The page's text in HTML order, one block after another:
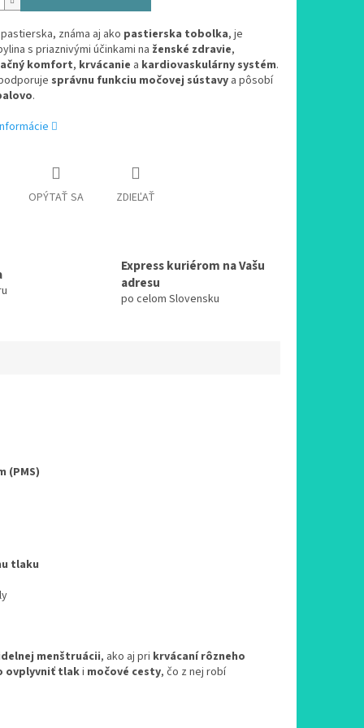
známa aj ako pastierska tobolka, je
s priaznivými účinkami na ženské zdravie,
komfort, krvácanie a kardiovaskulárny systém.
správnu funkciu močovej sústavya pôsobí
.
OPÝTAŤ SA ZDIEĽAŤ
Express kuriérom na Vašu
adresu
po celom Slovensku
(PMS)
tlaku
menštruácii, ako aj pri krvácaní rôzneho
ovplyvniť tlaki močové cesty, čo z nej robí